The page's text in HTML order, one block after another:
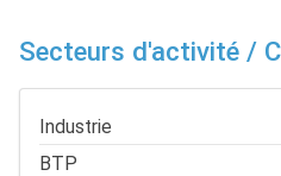
Secteurs d'activité /
Industrie
BTP